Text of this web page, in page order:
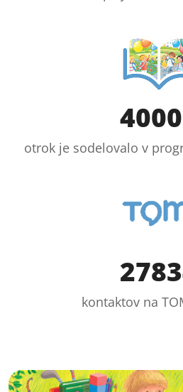
otrok je sodelovalo v
kontaktov na